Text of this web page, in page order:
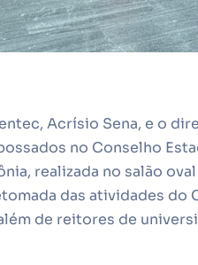
Acrísio Sena, e o
no Conselho
realizada no salão
das atividades do
de reitores de